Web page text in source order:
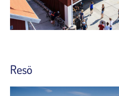
Resö